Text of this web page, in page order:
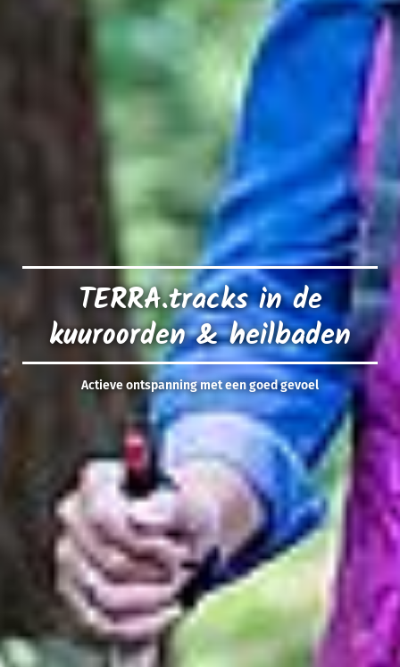
TERRA.tracks in de
kuuroorden & heilbaden
Actieve ontspanning met een goed gevoel